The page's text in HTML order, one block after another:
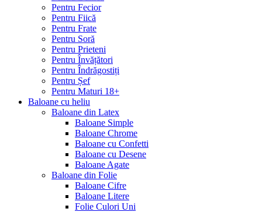
Pentru Fecior
Pentru Fiică
Pentru Frate
Pentru Soră
Pentru Prieteni
Pentru Învățători
Pentru Îndrăgostiți
Pentru Șef
Pentru Maturi 18+
Baloane cu heliu
Baloane din Latex
Baloane Simple
Baloane Chrome
Baloane cu Confetti
Baloane cu Desene
Baloane Agate
Baloane din Folie
Baloane Cifre
Baloane Litere
Folie Culori Uni